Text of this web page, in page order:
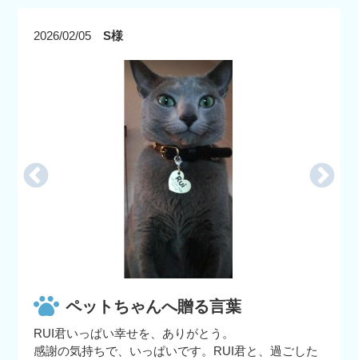
2026/02/05 S様
ペットちゃんへ贈る言葉
RUI君いっぱい幸せを、ありがとう。
感謝の気持ちで、いっぱいです。RUI君と、過ごした